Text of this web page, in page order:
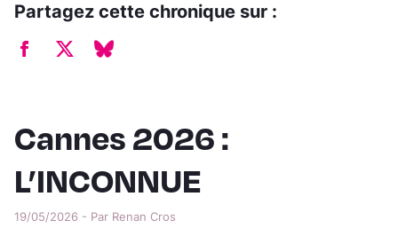
Cannes 2026 :
L’INCONNUE
19/05/2026 - Par Renan Cros
Partagez cette chronique sur :